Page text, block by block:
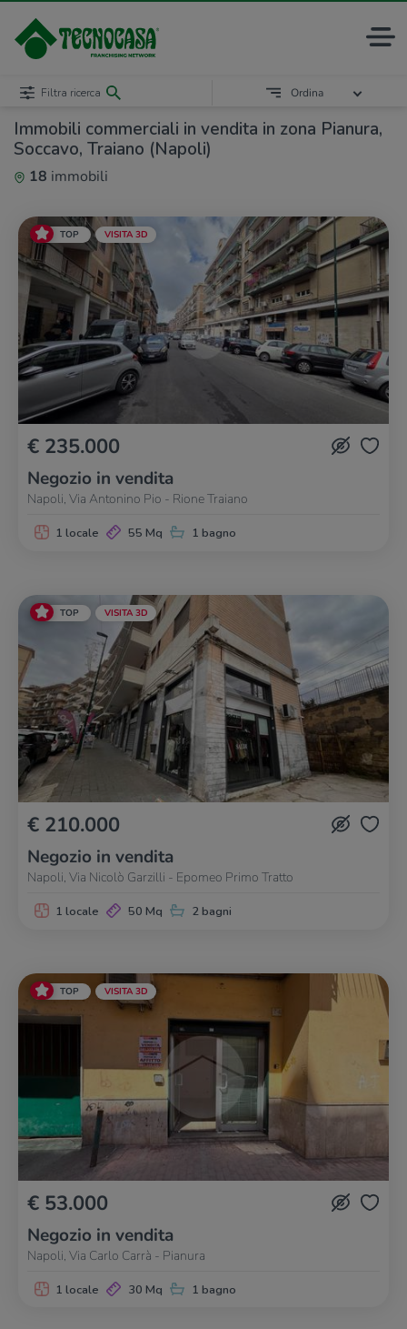
Immobili commerciali in vendita in zona Pianura,
Soccavo, Traiano (Napoli)
18 immobili
Filtra ricerca Ordina
TOP VISITA 3D
€ 235.000
Negozio in vendita
Napoli, Via Antonino Pio - Rione Traiano
1 locale 55 Mq 1 bagno
TOP VISITA 3D
€ 210.000
Negozio in vendita
Napoli, Via Nicolò Garzilli - Epomeo Primo Tratto
1 locale 50 Mq 2 bagni
TOP VISITA 3D
€ 53.000
Negozio in vendita
Napoli, Via Carlo Carrà - Pianura
1 locale 30 Mq 1 bagno